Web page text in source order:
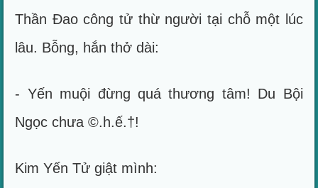
Thần Đao công tử thừ người tại chỗ một lúc
lâu. Bỗng, hắn thở dài:
- Yến muội đừng quá thương tâm! Du Bội
Ngọc chưa ©.h.ế.†!
Kim Yến Tử giật mình: